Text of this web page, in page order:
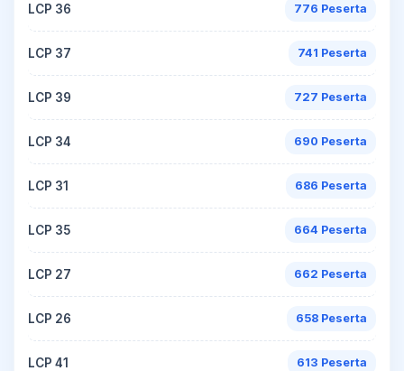
LCP 36 776 Peserta
LCP 37 741 Peserta
LCP 39 727 Peserta
LCP 34 690 Peserta
LCP 31 686 Peserta
LCP 35 664 Peserta
LCP 27 662 Peserta
LCP 26 658 Peserta
LCP 41 613 Peserta